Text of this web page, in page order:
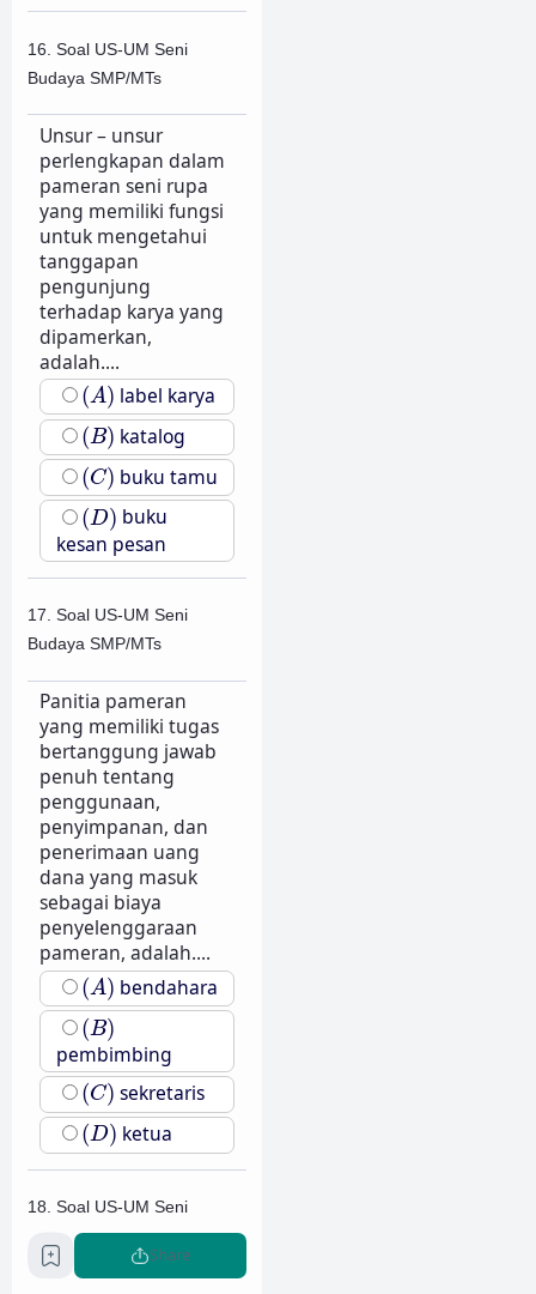
16. Soal US-UM Seni
Budaya SMP/MTs
Unsur – unsur
perlengkapan dalam
pameran seni rupa
yang memiliki fungsi
untuk mengetahui
tanggapan
pengunjung
terhadap karya yang
dipamerkan,
adalah....
(A)
(A) label karya
(B)
(B) katalog
(C)
(C) buku tamu
(D)
(D) buku
kesan pesan
17. Soal US-UM Seni
Budaya SMP/MTs
Panitia pameran
yang memiliki tugas
bertanggung jawab
penuh tentang
penggunaan,
penyimpanan, dan
penerimaan uang
dana yang masuk
sebagai biaya
penyelenggaraan
pameran, adalah....
(A)
(A) bendahara
(B)
(B)
pembimbing
(C)
(C) sekretaris
(D)
(D) ketua
18. Soal US-UM Seni
Budaya SMP/MTs
Share